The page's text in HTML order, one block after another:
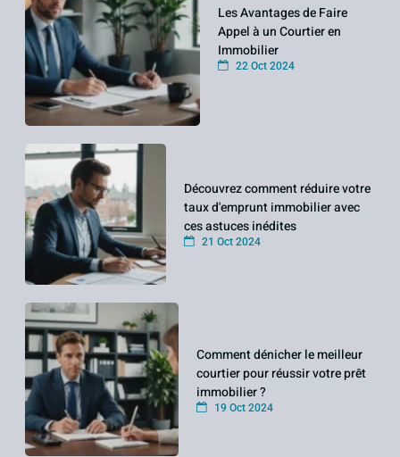
Les Avantages de Faire
Appel à un Courtier en
Immobilier
22 Oct 2024
Découvrez comment réduire votre
taux d'emprunt immobilier avec
ces astuces inédites
21 Oct 2024
Comment dénicher le meilleur
courtier pour réussir votre prêt
immobilier ?
19 Oct 2024